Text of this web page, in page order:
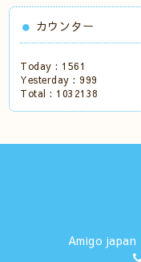
カウンター
Today : 1561
Yesterday :999
Total : 1032138
Amigo japan